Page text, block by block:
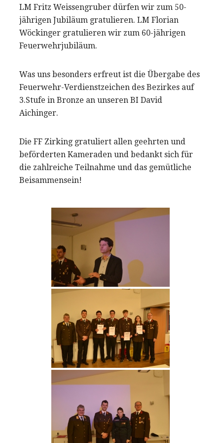
LM Fritz Weissengruber dürfen wir zum 50-
jährigen Jubiläum gratulieren. LM Florian
Wöckinger gratulieren wir zum 60-jährigen
Feuerwehrjubiläum.
Was uns besonders erfreut ist die Übergabe des
Feuerwehr-Verdienstzeichen des Bezirkes auf
3.Stufe in Bronze an unseren BI David
Aichinger.
Die FF Zirking gratuliert allen geehrten und
beförderten Kameraden und bedankt sich für
die zahlreiche Teilnahme und das gemütliche
Beisammensein!